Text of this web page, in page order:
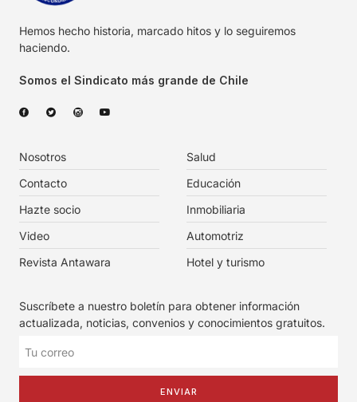
Hemos hecho historia, marcado hitos y lo seguiremos
haciendo.
Somos el Sindicato más grande de Chile
Nosotros
Contacto
Hazte socio
Video
Revista Antawara
Salud
Educación
Inmobiliaria
Automotriz
Hotel y turismo
Suscríbete a nuestro boletín para obtener información
actualizada, noticias, convenios y conocimientos gratuitos.
ENVIAR